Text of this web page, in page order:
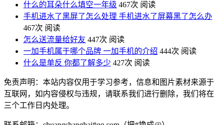
什么的耳朵什么填空一年级 467次 阅读
手机进水了黑屏了怎么处理 手机进水了屏幕黑了怎么办
467次 阅读
怎么送流量给好友 447次 阅读
一加手机属于哪个品牌 一加手机的介绍 444次 阅读
什么是单反 你都了解多少 427次 阅读
免责声明：本站内容仅用于学习参考，信息和图片素材来源于
互联网，如内容侵权与违规，请联系我们进行删除，我们将在
三个工作日内处理。